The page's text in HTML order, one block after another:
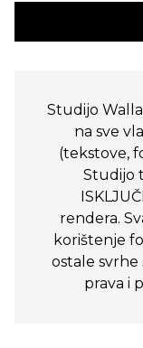
Studijo
na sve
(tekstove,
Studijo
rendera.
korištenje
ostale
prava i